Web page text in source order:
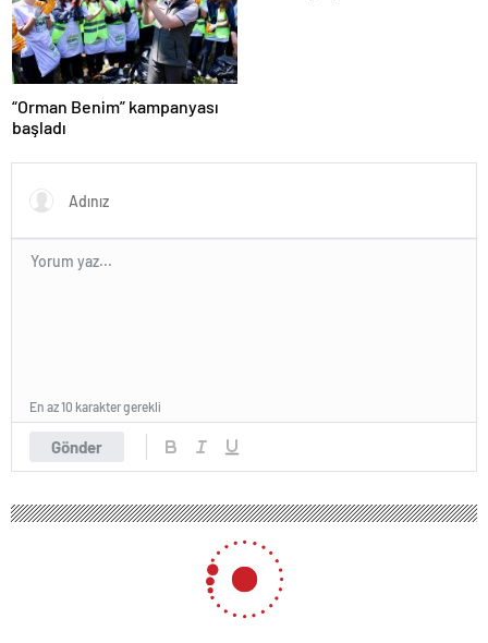
“Orman Benim” kampanyası
başladı
Gönder
En az 10 karakter gerekli